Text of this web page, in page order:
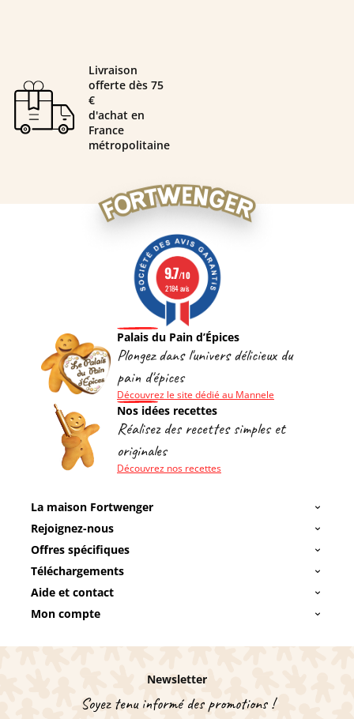
Livraison
offerte dès 75
€
d'achat en
France
métropolitaine
Palais du Pain d’Épices
Plongez dans l'univers délicieux du
pain d'épices
Découvrez le site dédié au Mannele
9.7/10
2184 avis
Nos idées recettes
Réalisez des recettes simples et
originales
Découvrez nos recettes
La maison Fortwenger
Rejoignez-nous
Offres spécifiques
Téléchargements
Aide et contact
Mon compte
Newsletter
Soyez tenu informé des promotions !